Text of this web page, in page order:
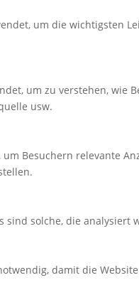
um die wichtigsten
um zu verstehen,
usw.
Besuchern relevante
sind solche, die
damit die